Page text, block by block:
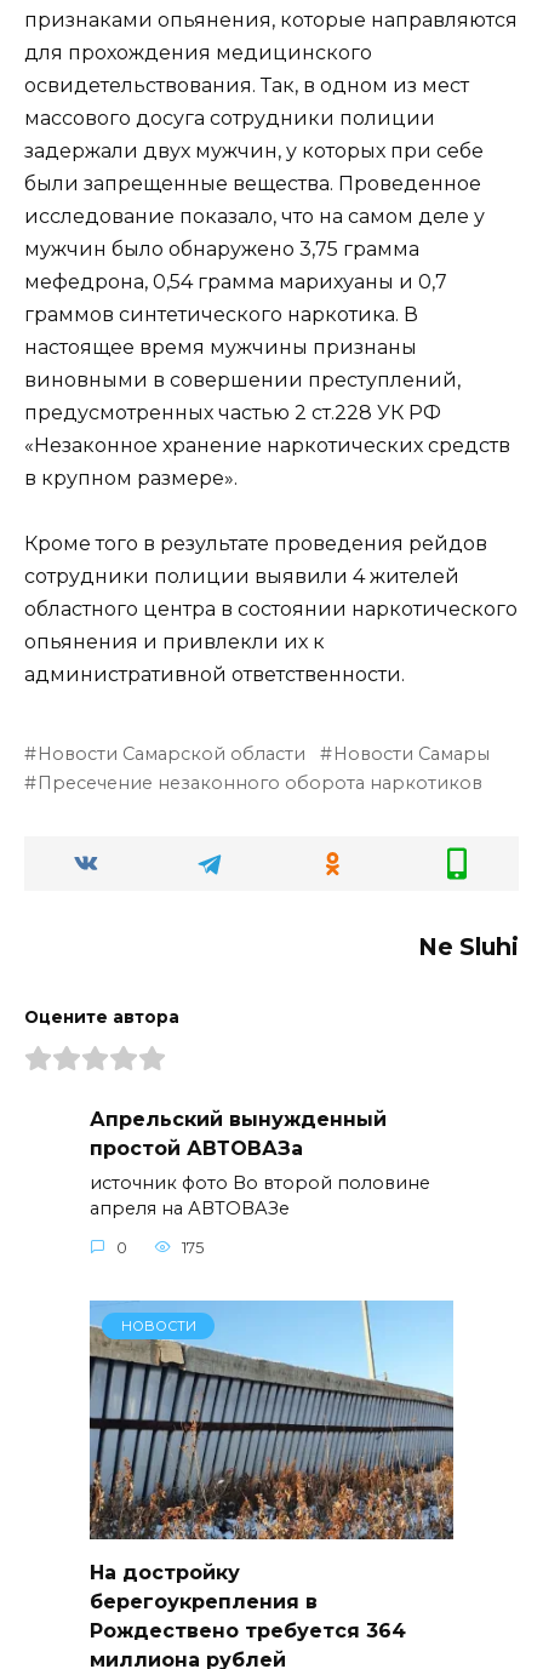
признаками опьянения, которые направляются
для прохождения медицинского
освидетельствования. Так, в одном из мест
массового досуга сотрудники полиции
задержали двух мужчин, у которых при себе
были запрещенные вещества. Проведенное
исследование показало, что на самом деле у
мужчин было обнаружено 3,75 грамма
мефедрона, 0,54 грамма марихуаны и 0,7
граммов синтетического наркотика. В
настоящее время мужчины признаны
виновными в совершении преступлений,
предусмотренных частью 2 ст.228 УК РФ
«Незаконное хранение наркотических средств
в крупном размере».
Кроме того в результате проведения рейдов
сотрудники полиции выявили 4 жителей
областного центра в состоянии наркотического
опьянения и привлекли их к
административной ответственности.
Новости Самарской области
Новости Самары
Пресечение незаконного оборота наркотиков
Ne Sluhi
Оцените автора
Апрельский вынужденный
простой АВТОВАЗа
источник фото Во второй половине
апреля на АВТОВАЗе
0 175
НОВОСТИ
На достройку
берегоукрепления в
Рождествено требуется 364
миллиона рублей